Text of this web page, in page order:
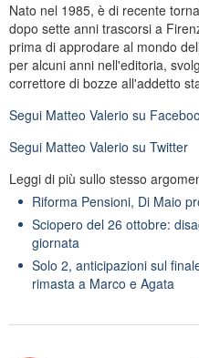
Nato nel 1985, è di recente
dopo sette anni trascorsi a
prima di approdare al mondo
per alcuni anni nell'editoria,
correttore di bozze all'addetto
Segui Matteo Valerio su
Segui Matteo Valerio su Twitter
Leggi di più sullo stesso
Riforma Pensioni, Di Maio
Sciopero del 26 ottobre:
giornata
Solo 2, anticipazioni sul
rimasta a Marco e Agata